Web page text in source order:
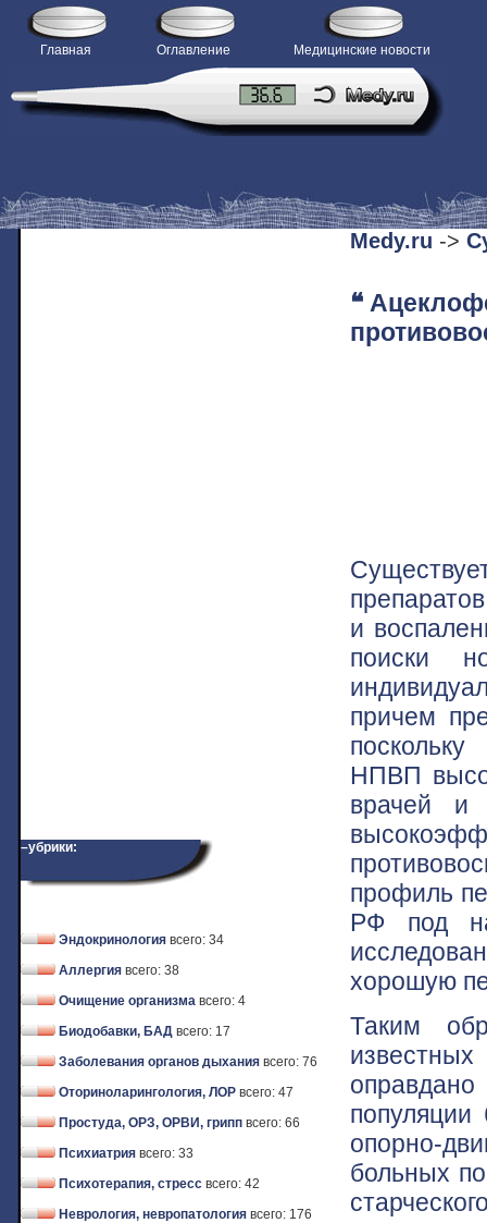
Главная Оглавление Медицинские новости
–убрики:
Эндокринология всего: 34
Аллергия всего: 38
Очищение организма всего: 4
Биодобавки, БАД всего: 17
Заболевания органов дыхания всего: 76
Оториноларингология, ЛОР всего: 47
Простуда, ОРЗ, ОРВИ, грипп всего: 66
Психиатрия всего: 33
Психотерапия, стресс всего: 42
Неврология, невропатология всего: 176
Medy.ru ->
❝
и
поиски
причем
НПВП
врачей и
профиль
РФ под
хорошую
Таким
опорно-
больных